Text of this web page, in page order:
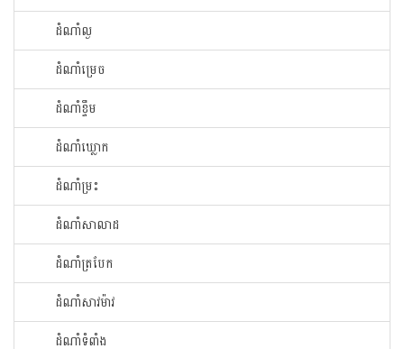
ដំណាំល្ង
ដំណាំម្រេច
ដំណាំខ្ទឹម
ដំណាំឃ្លោក
ដំណាំម្រះ
ដំណាំសាលាដ
ដំណាំត្របែក
ដំណាំសាវម៉ាវ
ដំណាំទំពាំង